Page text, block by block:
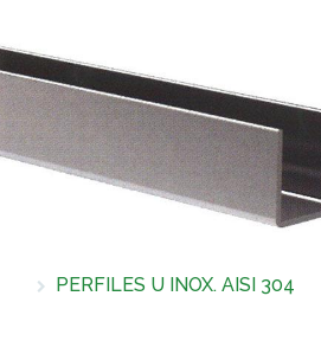
PERFILES U INOX. AISI 304